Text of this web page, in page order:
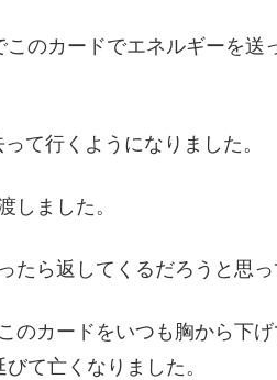
のカードでエネルギーを送
て行くようになりました。
しました。
ら返してくるだろうと思っ
のカードをいつも胸から下
て亡くなりました。